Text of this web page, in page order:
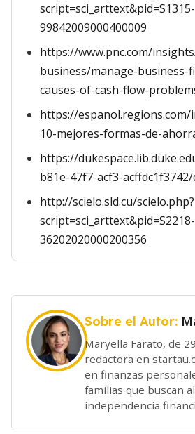
script=sci_arttext&pid=S1315-
99842009000400009
https://www.pnc.com/
business/manage-business-
causes-of-cash-flow-
https://espanol.regions.com/
10-mejores-formas-de-
https://
b81e-47f7-acf3-
http://scielo.sld.cu/scielo.php?
script=sci_arttext&pid=S2218-
36202020000200356
Sobre el Autor:
Maryella Farato, de
redactora en
en finanzas
familias que buscan
independencia